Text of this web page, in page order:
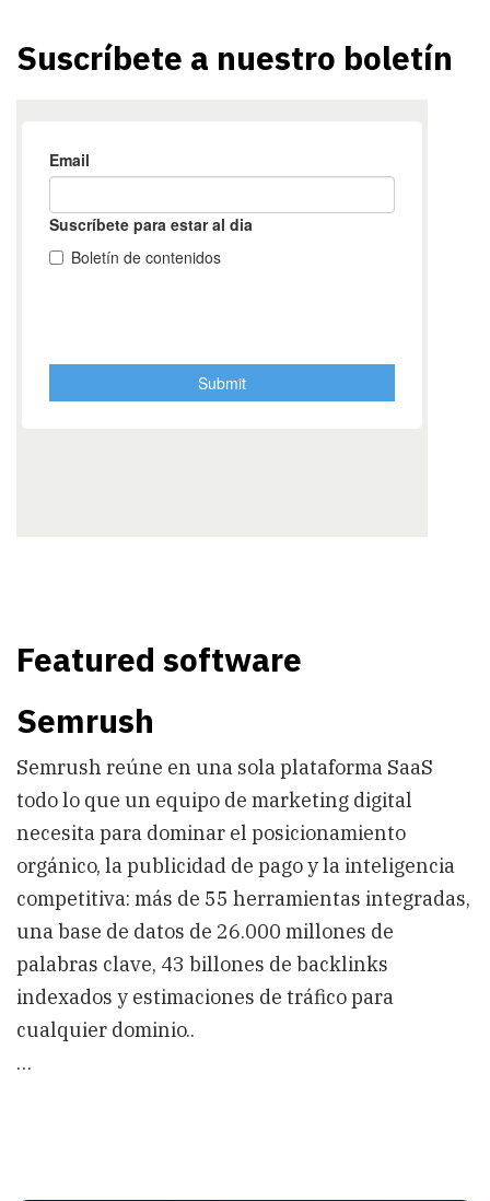
Suscríbete a nuestro boletín
Featured software
Semrush
Semrush reúne en una sola plataforma SaaS
todo lo que un equipo de marketing digital
necesita para dominar el posicionamiento
orgánico, la publicidad de pago y la inteligencia
competitiva: más de 55 herramientas integradas,
una base de datos de 26.000 millones de
palabras clave, 43 billones de backlinks
indexados y estimaciones de tráfico para
cualquier dominio..
…